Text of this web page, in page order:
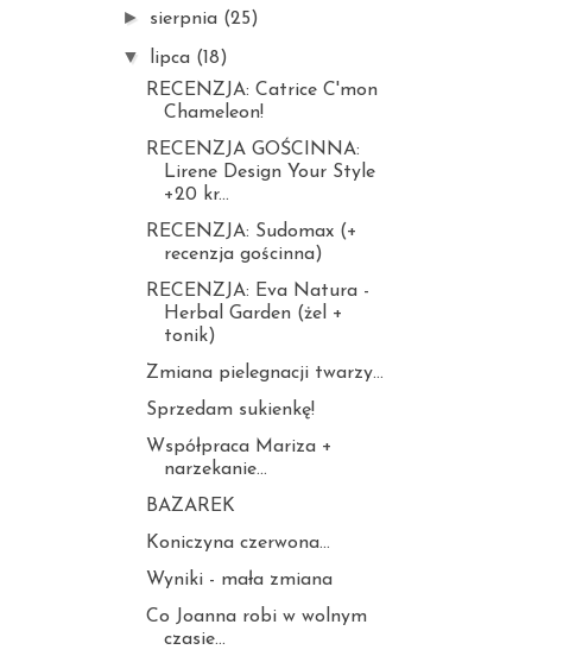
► sierpnia (25)
▼ lipca (18)
RECENZJA: Catrice C'mon
Chameleon!
RECENZJA GOŚCINNA:
Lirene Design Your Style
+20 kr...
RECENZJA: Sudomax (+
recenzja gościnna)
RECENZJA: Eva Natura -
Herbal Garden (żel +
tonik)
Zmiana pielegnacji twarzy...
Sprzedam sukienkę!
Współpraca Mariza +
narzekanie...
BAZAREK
Koniczyna czerwona...
Wyniki - mała zmiana
Co Joanna robi w wolnym
czasie...